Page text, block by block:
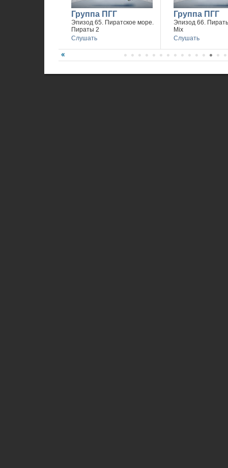
Группа ПГГ
Эпизод 65. Пиратское море.
Пираты 2
Слушать
Группа ПГГ
Эпизод 66.
Mix
Слушать